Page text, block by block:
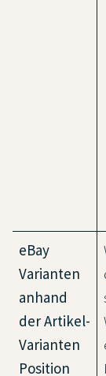
eBay
Varianten
anhand
der Artikel-
Varianten
Position